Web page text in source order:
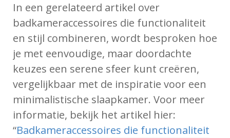
In een gerelateerd artikel over
badkameraccessoires die functionaliteit
en stijl combineren, wordt besproken hoe
je met eenvoudige, maar doordachte
keuzes een serene sfeer kunt creëren,
vergelijkbaar met de inspiratie voor een
minimalistische slaapkamer. Voor meer
informatie, bekijk het artikel hier:
“Badkameraccessoires die functionaliteit